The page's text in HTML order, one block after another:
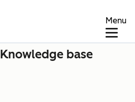
Menu
Knowledge base